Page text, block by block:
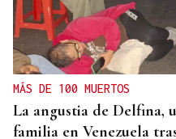
MÁS DE 100 MUERTOS
La angustia de Delfina,
familia en Venezuela